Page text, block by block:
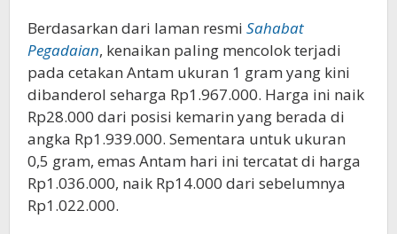
Berdasarkan dari laman resmi Sahabat
Pegadaian, kenaikan paling mencolok terjadi
pada cetakan Antam ukuran 1 gram yang kini
dibanderol seharga Rp1.967.000. Harga ini naik
Rp28.000 dari posisi kemarin yang berada di
angka Rp1.939.000. Sementara untuk ukuran
0,5 gram, emas Antam hari ini tercatat di harga
Rp1.036.000, naik Rp14.000 dari sebelumnya
Rp1.022.000.